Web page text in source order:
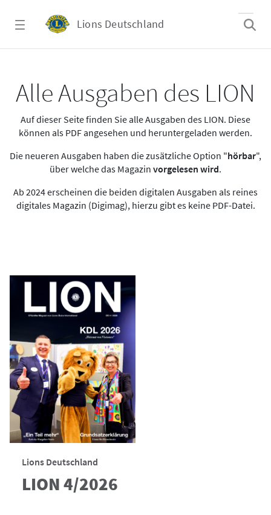
Lions Deutschland
Alle Ausgaben des LION
Auf dieser Seite finden Sie alle Ausgaben des LION. Diese
können als PDF angesehen und heruntergeladen werden.
Die neueren Ausgaben haben die zusätzliche Option "hörbar",
über welche das Magazin vorgelesen wird.
Ab 2024 erscheinen die beiden digitalen Ausgaben als reines
digitales Magazin (Digimag), hierzu gibt es keine PDF-Datei.
Lions Deutschland
LION 4/2026